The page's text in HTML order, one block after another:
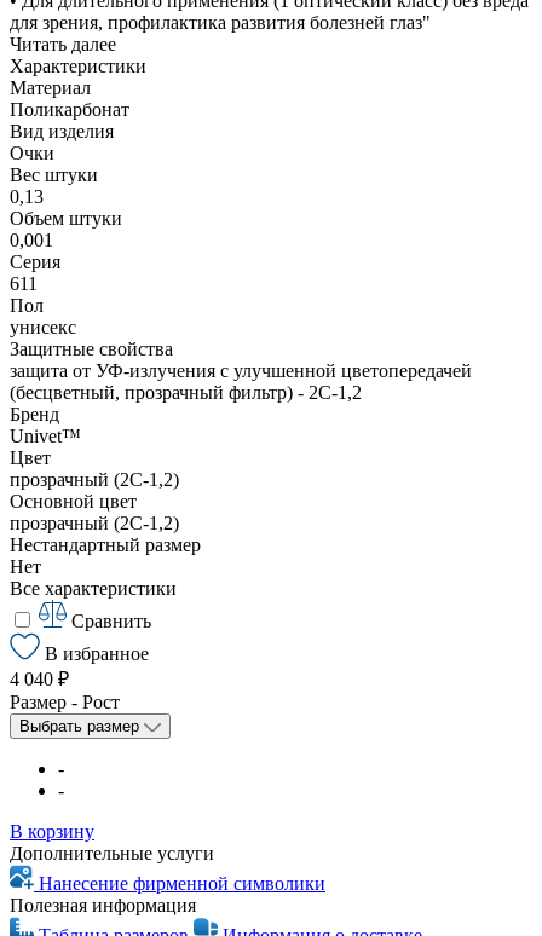
для зрения, профилактика развития болезней глаз"
Читать далее
Характеристики
Материал
Поликарбонат
Вид изделия
Очки
Вес штуки
0,13
Объем штуки
0,001
Серия
611
Пол
унисекс
Защитные свойства
защита от УФ-излучения с улучшенной цветопередачей
(бесцветный, прозрачный фильтр) - 2С-1,2
Бренд
Univet™
Цвет
прозрачный (2С-1,2)
Основной цвет
прозрачный (2С-1,2)
Нестандартный размер
Нет
Все характеристики
Сравнить
В избранное
4 040 ₽
Размер - Рост
Выбрать размер
-
-
В корзину
Дополнительные услуги
Нанесение фирменной символики
Полезная информация